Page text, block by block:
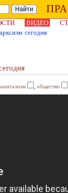
ВИДЕО
сегодня
, общество